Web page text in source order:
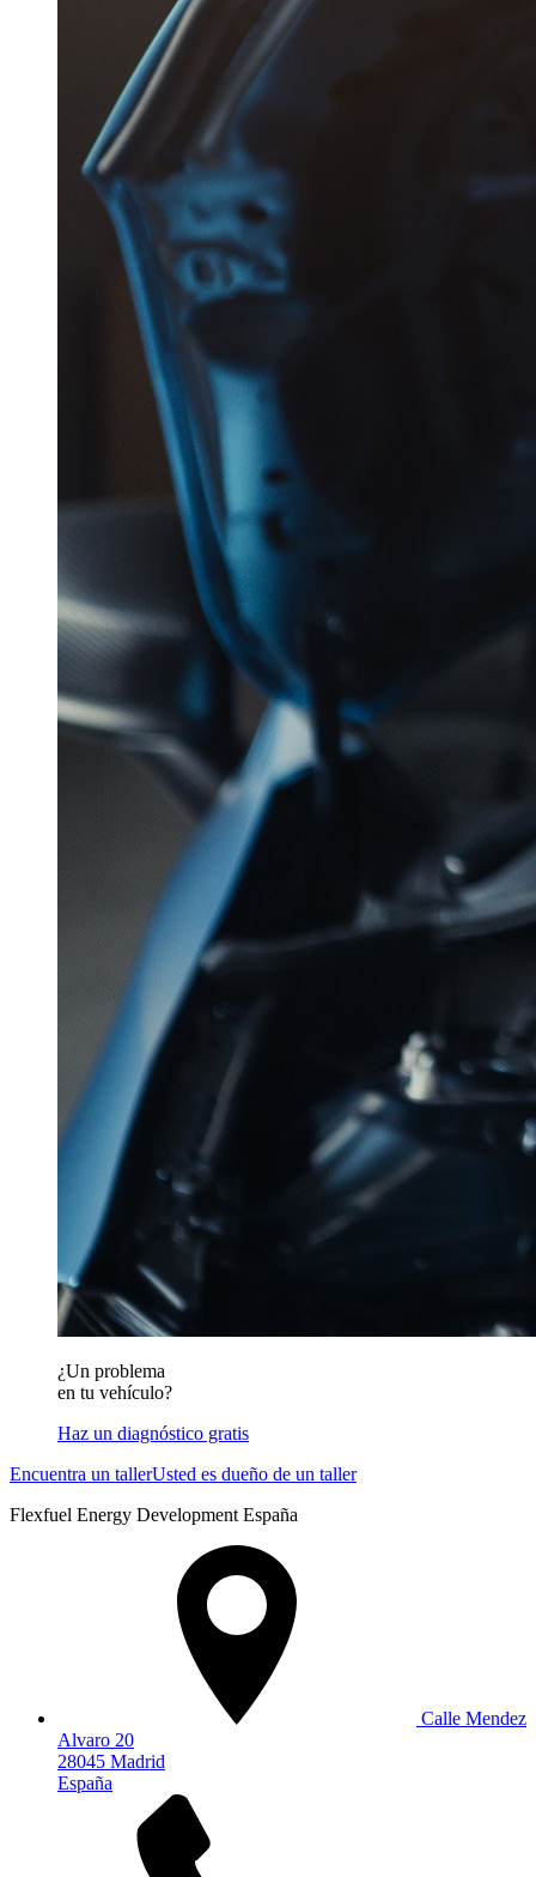
¿Un problema
en tu vehículo?
Haz un diagnóstico gratis
Encuentra un tallerUsted es dueño de un taller
Flexfuel Energy Development España
Calle Mendez
Alvaro 20
28045 Madrid
España